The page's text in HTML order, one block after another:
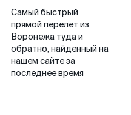
Самый быстрый
прямой перелет из
Воронежа туда и
обратно, найденный на
нашем сайте за
последнее время